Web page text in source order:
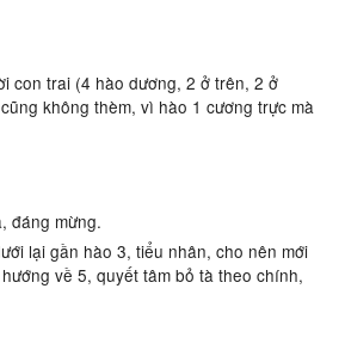
con trai (4 hào dương, 2 ở trên, 2 ở
không thèm, vì hào 1 cương trực mà
đáng mừng.
lại gần hào 3, tiểu nhân, cho nên mới
về 5, quyết tâm bỏ tà theo chính,